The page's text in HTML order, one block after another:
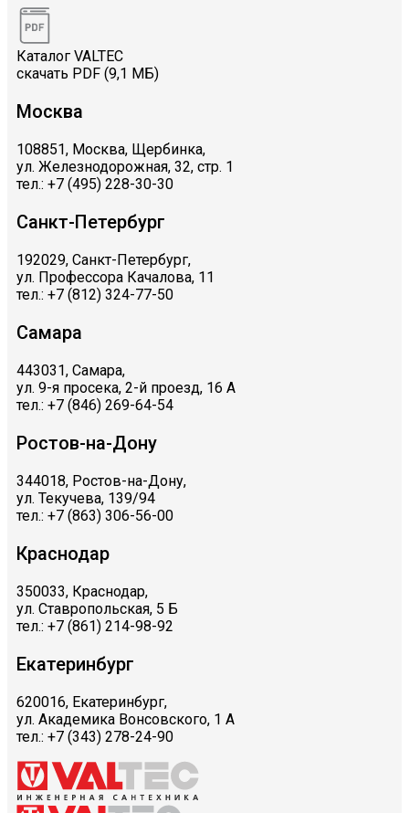
Каталог VALTEC
скачать PDF (9,1 МБ)
Москва
108851, Москва, Щербинка,
ул. Железнодорожная, 32, стр. 1
тел.: +7 (495) 228-30-30
Санкт-Петербург
192029, Санкт-Петербург,
ул. Профессора Качалова, 11
тел.: +7 (812) 324-77-50
Самара
443031, Самара,
ул. 9-я просека, 2-й проезд, 16 А
тел.: +7 (846) 269-64-54
Ростов-на-Дону
344018, Ростов-на-Дону,
ул. Текучева, 139/94
тел.: +7 (863) 306-56-00
Краснодар
350033, Краснодар,
ул. Ставропольская, 5 Б
тел.: +7 (861) 214-98-92
Екатеринбург
620016, Екатеринбург,
ул. Академика Вонсовского, 1 А
тел.: +7 (343) 278-24-90